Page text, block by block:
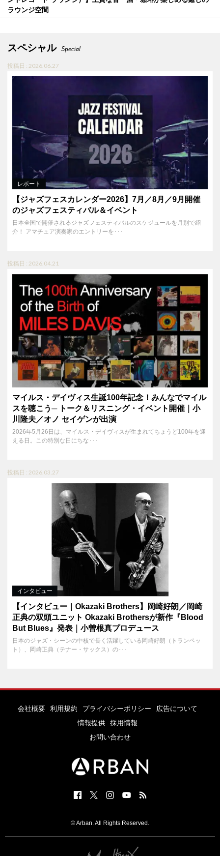
ラウンジ空間
スペシャル Special
投稿日 : 2026.06.27
レポート
【ジャズフェスカレンダー2026】7月／8月／9月開催
のジャズフェスティバル＆イベント
日本全国で開催されるジャズフェスティバルのスケジュールを月別で紹
介！ アマチュア演奏家のエントリーを･･･
投稿日 : 2026.04.21
マイルス・デイヴィス生誕100年記念！みんなでマイル
スを聴こう─ トーク＆リスニング・イベント開催｜小
川隆夫／オノ セイゲンが出演
2026年5月26日は、マイルス・デイヴィスが生まれてちょうど100年を迎
える日。この特別な日にちな･･･
投稿日 : 2026.03.27
インタビュー
【インタビュー｜Okazaki Brothers】岡崎好朗／岡崎
正典の双頭ユニット Okazaki Brothersが新作『Blood
But Blues』発表｜小曽根真プロデュース
日本のジャズ・シーンの中核で長く活躍している岡崎好朗（トランペッ
ト）、岡崎正典（テナー・サックス）の･･･
会社概要 利用規約 プライバシーポリシー
広告について
情報提供
採用情報
お問い合わせ
© Arban. All Rights Reserved.